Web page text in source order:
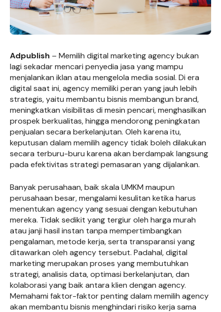
Adpublish – Memilih digital marketing agency bukan
lagi sekadar mencari penyedia jasa yang mampu
menjalankan iklan atau mengelola media sosial. Di era
digital saat ini, agency memiliki peran yang jauh lebih
strategis, yaitu membantu bisnis membangun brand,
meningkatkan visibilitas di mesin pencari, menghasilkan
prospek berkualitas, hingga mendorong peningkatan
penjualan secara berkelanjutan. Oleh karena itu,
keputusan dalam memilih agency tidak boleh dilakukan
secara terburu-buru karena akan berdampak langsung
pada efektivitas strategi pemasaran yang dijalankan.
Banyak perusahaan, baik skala UMKM maupun
perusahaan besar, mengalami kesulitan ketika harus
menentukan agency yang sesuai dengan kebutuhan
mereka. Tidak sedikit yang tergiur oleh harga murah
atau janji hasil instan tanpa mempertimbangkan
pengalaman, metode kerja, serta transparansi yang
ditawarkan oleh agency tersebut. Padahal, digital
marketing merupakan proses yang membutuhkan
strategi, analisis data, optimasi berkelanjutan, dan
kolaborasi yang baik antara klien dengan agency.
Memahami faktor-faktor penting dalam memilih agency
akan membantu bisnis menghindari risiko kerja sama